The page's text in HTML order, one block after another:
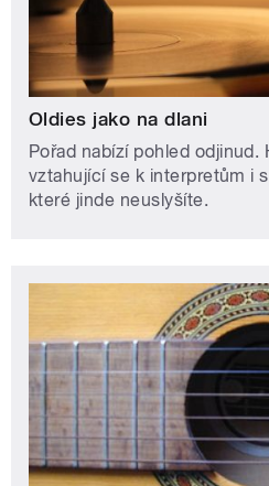
Oldies jako na dlani
Pořad nabízí pohled odjinud.
vztahující se k interpretům i
které jinde neuslyšíte.